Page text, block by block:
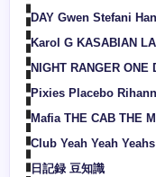
DAY Gwen Stefani
Karol G KASABIAN
NIGHT RANGER ONE
Pixies Placebo
Mafia THE CAB THE
Club Yeah Yeah Yeahs
日記録 豆知識